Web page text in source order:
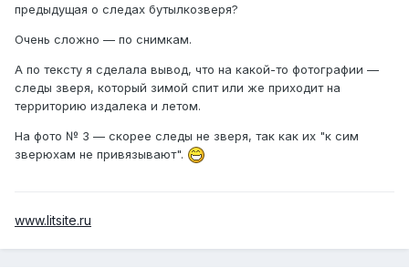
предыдущая о следах бутылкозверя?
Очень сложно — по снимкам.
А по тексту я сделала вывод, что на какой-то фотографии —
следы зверя, который зимой спит или же приходит на
территорию издалека и летом.
На фото № 3 — скорее следы не зверя, так как их "к сим
зверюхам не привязывают".
www.litsite.ru